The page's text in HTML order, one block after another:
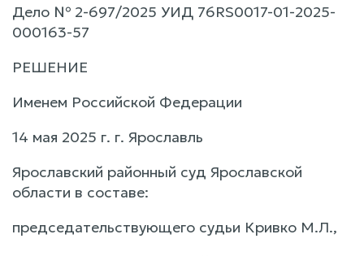
Дело № 2-697/2025 УИД 76RS0017-01-2025-
000163-57
РЕШЕНИЕ
Именем Российской Федерации
14 мая 2025 г. г. Ярославль
Ярославский районный суд Ярославской
области в составе:
председательствующего судьи Кривко М.Л.,